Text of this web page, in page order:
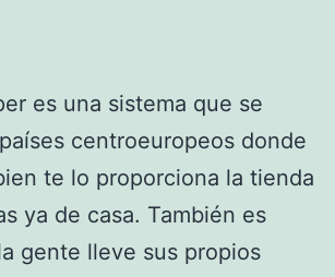
es una sistema que se
centroeuropeos donde
te lo proporciona la tienda
ya de casa. También es
gente lleve sus propios